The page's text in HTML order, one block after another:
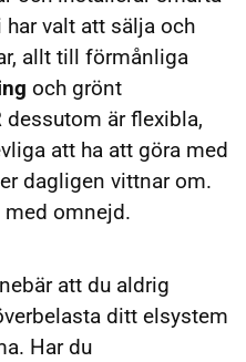
valt att sälja och
allt till förmånliga
och grönt
dessutom är flexibla,
att ha att göra med
dagligen vittnar om.
omnejd.
att du aldrig
ditt elsystem
Har du